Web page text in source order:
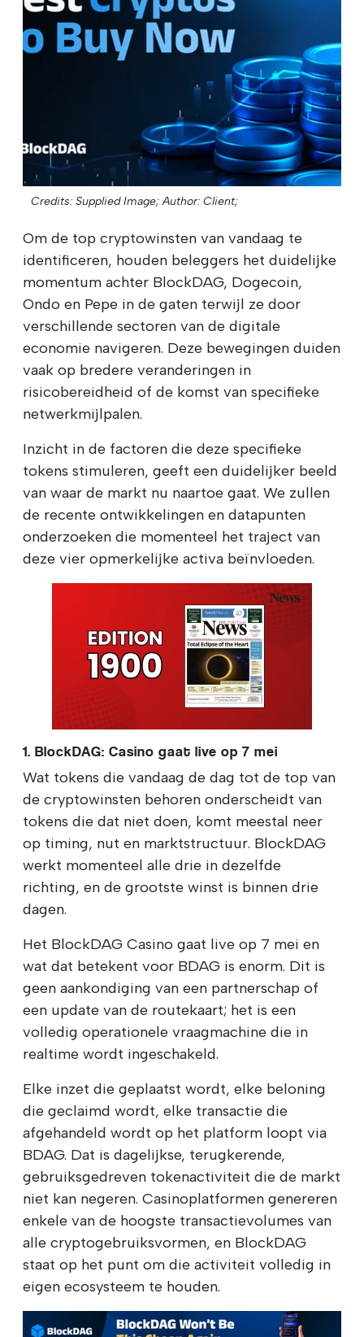
Credits: Supplied Image; Author: Client;
Om de top cryptowinsten van vandaag te
identificeren, houden beleggers het duidelijke
momentum achter BlockDAG, Dogecoin,
Ondo en Pepe in de gaten terwijl ze door
verschillende sectoren van de digitale
economie navigeren. Deze bewegingen duiden
vaak op bredere veranderingen in
risicobereidheid of de komst van specifieke
netwerkmijlpalen.
Inzicht in de factoren die deze specifieke
tokens stimuleren, geeft een duidelijker beeld
van waar de markt nu naartoe gaat. We zullen
de recente ontwikkelingen en datapunten
onderzoeken die momenteel het traject van
deze vier opmerkelijke activa beïnvloeden.
1. BlockDAG: Casino gaat live op 7 mei
Wat tokens die vandaag de dag tot de top van
de cryptowinsten behoren onderscheidt van
tokens die dat niet doen, komt meestal neer
op timing, nut en marktstructuur. BlockDAG
werkt momenteel alle drie in dezelfde
richting, en de grootste winst is binnen drie
dagen.
Het BlockDAG Casino gaat live op 7 mei en
wat dat betekent voor BDAG is enorm. Dit is
geen aankondiging van een partnerschap of
een update van de routekaart; het is een
volledig operationele vraagmachine die in
realtime wordt ingeschakeld.
Elke inzet die geplaatst wordt, elke beloning
die geclaimd wordt, elke transactie die
afgehandeld wordt op het platform loopt via
BDAG. Dat is dagelijkse, terugkerende,
gebruiksgedreven tokenactiviteit die de markt
niet kan negeren. Casinoplatformen genereren
enkele van de hoogste transactievolumes van
alle cryptogebruiksvormen, en BlockDAG
staat op het punt om die activiteit volledig in
eigen ecosysteem te houden.